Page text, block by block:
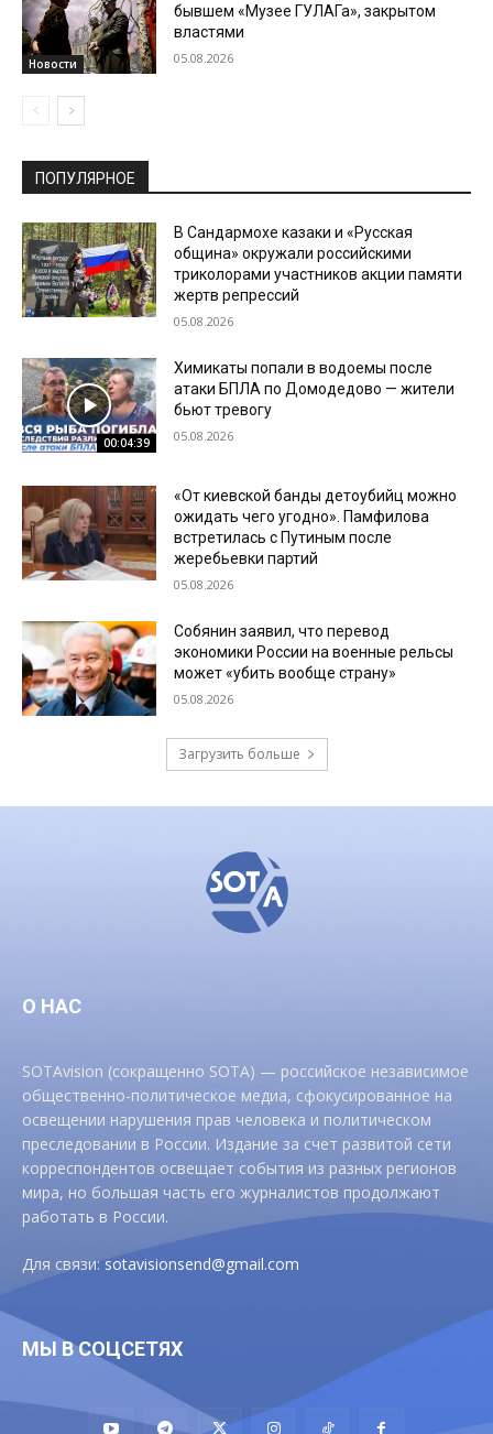
Новости
бывшем «Музее ГУЛАГа», закрытом
властями
05.08.2026
ПОПУЛЯРНОЕ
В Сандармохе казаки и «Русская
община» окружали российскими
триколорами участников акции памяти
жертв репрессий
05.08.2026
00:04:39
Химикаты попали в водоемы после
атаки БПЛА по Домодедово — жители
бьют тревогу
05.08.2026
«От киевской банды детоубийц можно
ожидать чего угодно». Памфилова
встретилась с Путиным после
жеребьевки партий
05.08.2026
Собянин заявил, что перевод
экономики России на военные рельсы
может «убить вообще страну»
05.08.2026
Загрузить больше
О НАС
SOTAvision (сокращенно SOTA) — российское независимое
общественно-политическое медиа, сфокусированное на
освещении нарушения прав человека и политическом
преследовании в России. Издание за счет развитой сети
корреспондентов освещает события из разных регионов
мира, но большая часть его журналистов продолжают
работать в России.
Для связи:sotavisionsend@gmail.com
МЫ В СОЦСЕТЯХ